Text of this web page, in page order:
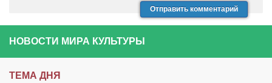
НОВОСТИ МИРА КУЛЬТУРЫ
ТЕМА ДНЯ